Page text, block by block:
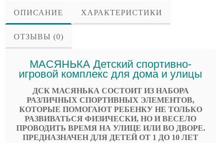
ОПИСАНИЕ ХАРАКТЕРИСТИКИ
ОТЗЫВЫ (0)
МАСЯНЬКА Детский спортивно-
игровой комплекс для дома и улицы
ДСК МАСЯНЬКА СОСТОИТ ИЗ НАБОРА
РАЗЛИЧНЫХ СПОРТИВНЫХ ЭЛЕМЕНТОВ,
КОТОРЫЕ ПОМОГАЮТ РЕБЕНКУ НЕ ТОЛЬКО
РАЗВИВАТЬСЯ ФИЗИЧЕСКИ, НО И ВЕСЕЛО
ПРОВОДИТЬ ВРЕМЯ НА УЛИЦЕ ИЛИ ВО ДВОРЕ.
ПРЕДНАЗНАЧЕН ДЛЯ ДЕТЕЙ ОТ 1 ДО 10 ЛЕТ